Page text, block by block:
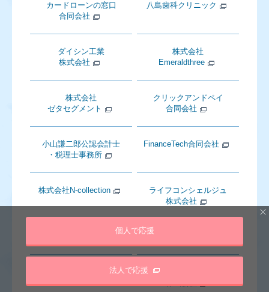
カードローンの窓口
合同会社
八島歯科クリニック
ダイシン工業
株式会社
株式会社
Emeraldthree
株式会社
ゼタセグメント
クリックアンドペイ
合同会社
小山謙二郎公認会計士
・税理士事務所
FinanceTech合同会社
株式会社N-collection
ライフコンシェルジュ
株式会社
VERSE株式会社
千羽ホールディングス
株式会社
個人で応援
法人で応援